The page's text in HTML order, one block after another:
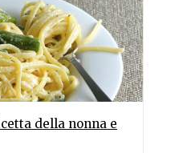
della nonna e